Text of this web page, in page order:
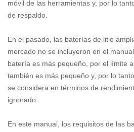
móvil de las herramientas y, por lo
de respaldo.
En el pasado, las baterías de litio
mercado no se incluyeron en el
batería es más pequeño, por el límite
también es más pequeño y, por lo
se considera en términos de
ignorado.
En este manual, los requisitos de las